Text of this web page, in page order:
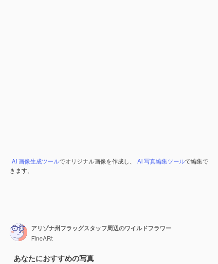
AI 画像生成ツールでオリジナル画像を作成し、 AI 写真編集ツールで編集で
きます。
アリゾナ州フラッグスタッフ周辺のワイルドフラワー
FineARt
あなたにおすすめの写真